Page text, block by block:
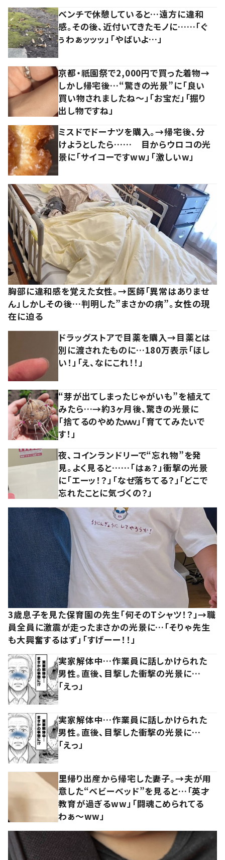
ベンチで休憩していると…遠方に違和
感。その後、近付いてきたモノに……「ぐ
ぅわぁッッッ」「やばいよ…」
京都・祇園祭で2,000円で買った着物→
しかし帰宅後…“驚きの光景”に「良い
買い物されましたね～」「お宝だ」「掘り
出し物ですね」
ミスドでドーナツを購入。→帰宅後、分
けようとしたら…… 目からウロコの光
景に「サイコーですww」「激しいw」
胸部に違和感を覚えた女性。→医師「異常はありませ
ん」しかしその後…判明した”まさかの病”。女性の現
在に迫る
ドラッグストアで目薬を購入→目薬とは
別に渡されたものに…180万表示「ほし
い！」「え、なにこれ！！」
“芽が出てしまったじゃがいも”を植えて
みたら…→約3ヶ月後、驚きの光景に
「捨てるのやめたｗｗ」「育ててみたいで
す！」
夜、コインランドリーで“忘れ物”を発
見。よく見ると……「はぁ？」衝撃の光景
に「エーッ！？」「なぜ落ちてる？」「どこで
忘れたことに気づくの？」
3歳息子を見た保育園の先生「何そのTシャツ！？」→職
員全員に激震が走ったまさかの光景に…「そりゃ先生
も大興奮するはず」「すげーー！！」
実家解体中…作業員に話しかけられた
男性。直後、目撃した衝撃の光景に…
「えっ」
実家解体中…作業員に話しかけられた
男性。直後、目撃した衝撃の光景に…
「えっ」
里帰り出産から帰宅した妻子。→夫が用
意した“ベビーベッド”を見ると…「英才
教育が過ぎるww」「闘魂こめられてる
わぁ～ww」